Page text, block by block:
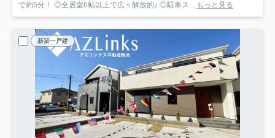
で約5分！ ◎全居室6帖以上で広々解放的♪ ◎駐車ス... もっと見る
新築一戸建